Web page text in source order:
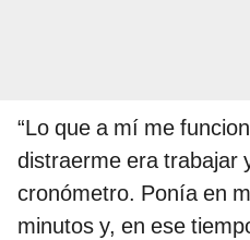
“Lo que a mí me
distraerme era trabajar
cronómetro. Ponía en
minutos y, en ese